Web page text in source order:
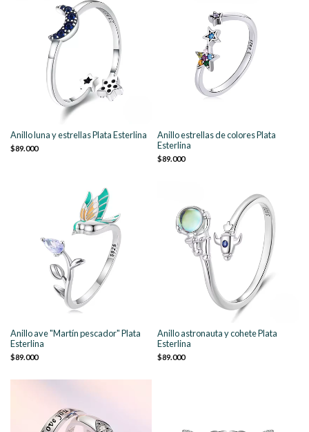
Anillo luna y estrellas Plata Esterlina
$89.000
Anillo estrellas de colores Plata
Esterlina
$89.000
Anillo ave "Martín pescador" Plata
Esterlina
$89.000
Anillo astronauta y cohete Plata
Esterlina
$89.000